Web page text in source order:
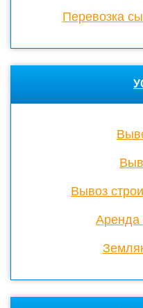
Перевозка
Вывоз
Аренда